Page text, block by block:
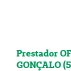
Prestador
GONÇALO